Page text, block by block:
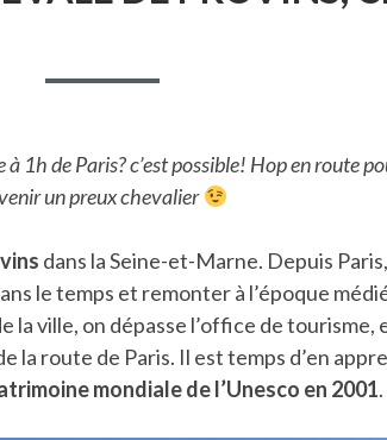
CITÉ
1h de Paris? c’est possible! Hop en route
un preux chevalier
dans la Seine-et-Marne. Depuis
le temps et remonter à l’époque
la ville, on dépasse l’office de tourisme,
la route de Paris. Il est temps d’en
mondiale de l’Unesco en 2001.